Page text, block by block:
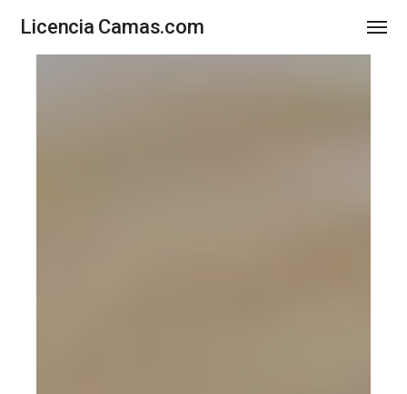
Licencia Camas.com